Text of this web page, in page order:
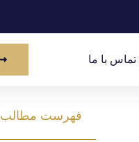
تماس با ما
فهرست مطالب